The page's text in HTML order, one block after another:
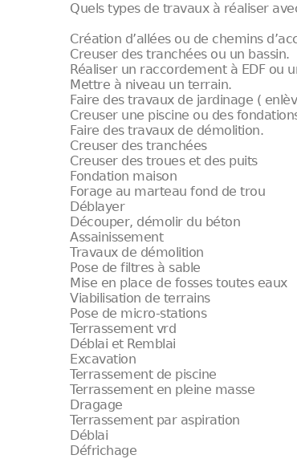
Quels types de travaux à réaliser
Création d’allées ou de chemins
Creuser des tranchées ou un bassin.
Réaliser un raccordement à EDF ou
Mettre à niveau un terrain.
Faire des travaux de jardinage (
Creuser une piscine ou des
Faire des travaux de démolition.
Creuser des tranchées
Creuser des troues et des puits
Fondation maison
Forage au marteau fond de trou
Déblayer
Découper, démolir du béton
Assainissement
Travaux de démolition
Pose de filtres à sable
Mise en place de fosses toutes eaux
Viabilisation de terrains
Pose de micro-stations
Terrassement vrd
Déblai et Remblai
Excavation
Terrassement de piscine
Terrassement en pleine masse
Dragage
Terrassement par aspiration
Déblai
Défrichage